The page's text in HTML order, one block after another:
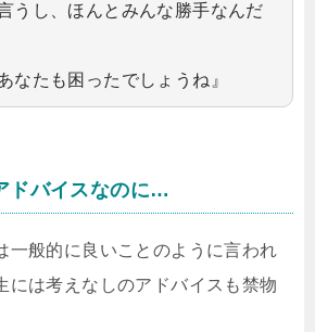
し、ほんとみんな勝手なんだ
なたも困ったでしょうね』
ドバイスなのに…
一般的に良いことのように言われ
には考えなしのアドバイスも禁物